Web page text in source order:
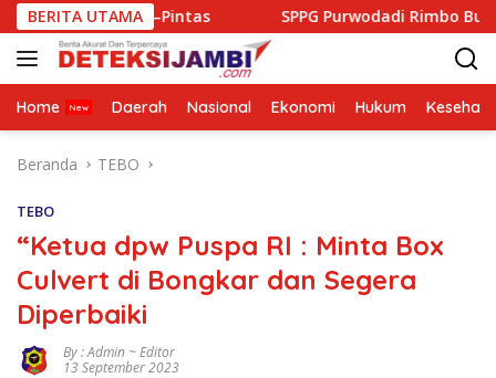
Langsung
ke
konten
BERITA UTAMA SPPG Purwodadi Rimbo Bujang Salurkan
Home Daerah Nasional Ekonomi Hukum
Beranda TEBO
TEBO
“Ketua dpw Puspa RI : Minta Box
Culvert di Bongkar dan Segera
Diperbaiki
By : Admin ~ Editor
13 September 2023